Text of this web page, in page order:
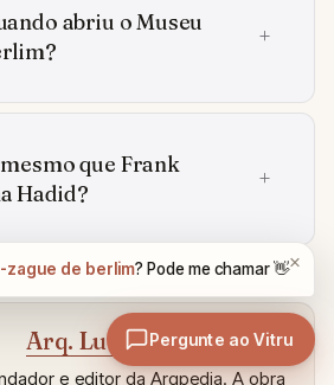
abriu o Museu
que Frank
Hadid?
Arq. Lucas Serrano
e editor da Arqpedia. A obra